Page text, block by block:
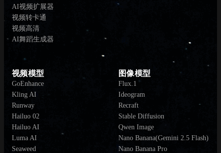
AI视频扩展器
视频转卡通
视频高清
AI舞蹈生成器
视频模型
GoEnhance
Kling AI
Runway
Hailuo 02
Hailuo AI
Luma AI
Seaweed
图像模型
Flux.1
Ideogram
Recraft
Stable Diffusion
Qwen Image
Nano Banana(Gemini 2.5 Flash)
Nano Banana Pro